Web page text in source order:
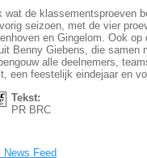
wat de klassementsproeven
seizoen, met de vier
en Gingelom. Ook
Benny Giebens, die samen
alle deelnemers,
een feestelijk eindejaar en
Tekst:
PR BRC
News Feed